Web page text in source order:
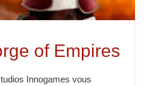
of Empires
Innogames vous